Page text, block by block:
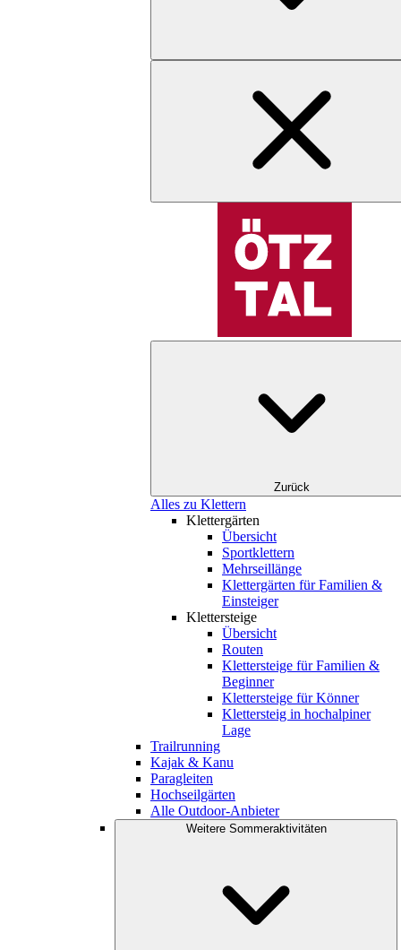
Zurück
Alles zu Klettern
Klettergärten
Übersicht
Sportklettern
Mehrseillänge
Klettergärten für Familien &
Einsteiger
Klettersteige
Übersicht
Routen
Klettersteige für Familien &
Beginner
Klettersteige für Könner
Klettersteig in hochalpiner
Lage
Trailrunning
Kajak & Kanu
Paragleiten
Hochseilgärten
Alle Outdoor-Anbieter
Weitere Sommeraktivitäten